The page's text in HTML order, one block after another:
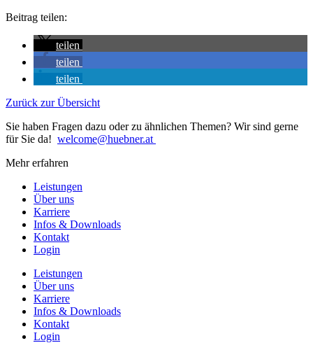
Beitrag teilen:
teilen
teilen
teilen
Zurück zur Übersicht
Sie haben Fragen dazu oder zu ähnlichen Themen? Wir sind gerne
für Sie da! welcome@huebner.at
Mehr erfahren
Leistungen
Über uns
Karriere
Infos & Downloads
Kontakt
Login
Leistungen
Über uns
Karriere
Infos & Downloads
Kontakt
Login